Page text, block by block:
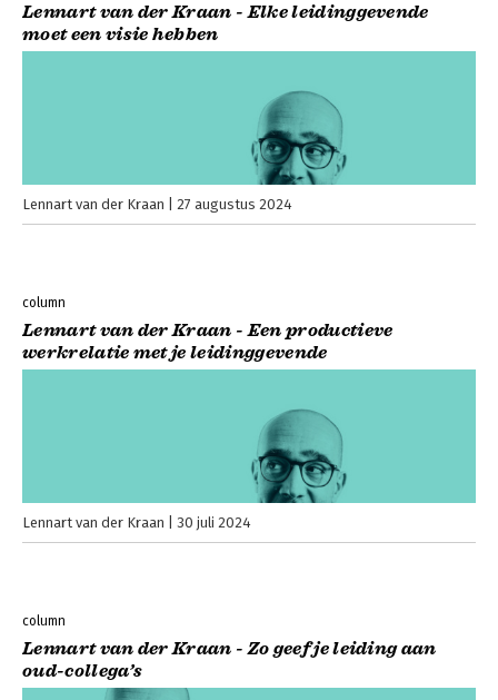
Lennart van der Kraan - Elke leidinggevende
moet een visie hebben
Lennart van der Kraan 27 augustus 2024
column
Lennart van der Kraan - Een productieve
werkrelatie met je leidinggevende
Lennart van der Kraan 30 juli 2024
column
Lennart van der Kraan - Zo geef je leiding aan
oud-collega’s